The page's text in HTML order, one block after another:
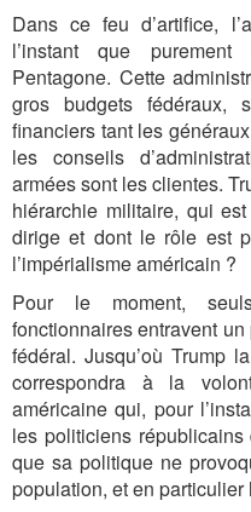
Dans ce feu d’artifice,
l’instant que
Pentagone. Cette
gros budgets fédéraux,
financiers tant les
les conseils
armées sont les clientes.
hiérarchie militaire, qui
dirige et dont le rôle est
l’impérialisme américain ?
Pour le moment,
fonctionnaires entravent
fédéral. Jusqu’où Trump
correspondra à la
américaine qui, pour
les politiciens
que sa politique ne
population, et en